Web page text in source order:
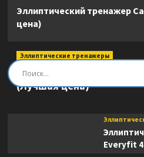
Эллиптический тренажер
цена)
Эллиптические тренажеры
Эллиптический тренажер
(Лучшая цена)
Everyfit